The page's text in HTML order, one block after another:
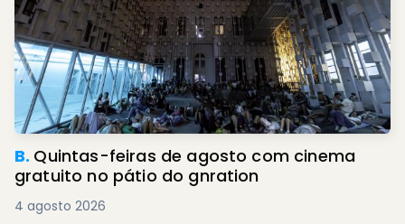
B. Quintas-feiras de agosto com cinema
gratuito no pátio do gnration
4 agosto 2026